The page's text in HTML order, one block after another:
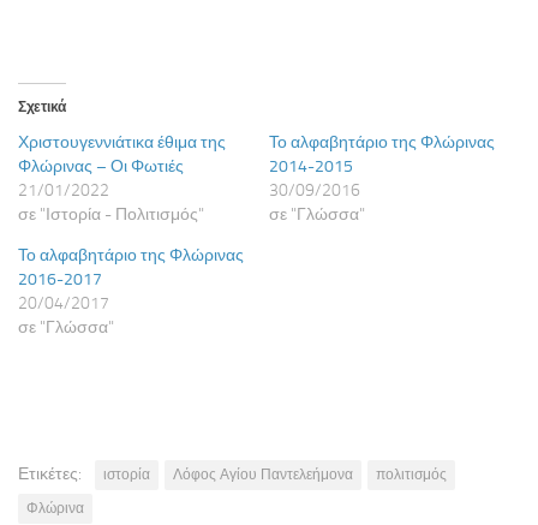
Σχετικά
Χριστουγεννιάτικα έθιμα της
Φλώρινας – Οι Φωτιές
21/01/2022
σε "Ιστορία - Πολιτισμός"
Το αλφαβητάριο της Φλώρινας
2014-2015
30/09/2016
σε "Γλώσσα"
Το αλφαβητάριο της Φλώρινας
2016-2017
20/04/2017
σε "Γλώσσα"
Ετικέτες: ιστορία Λόφος Αγίου Παντελεήμονα
πολιτισμός
Φλώρινα